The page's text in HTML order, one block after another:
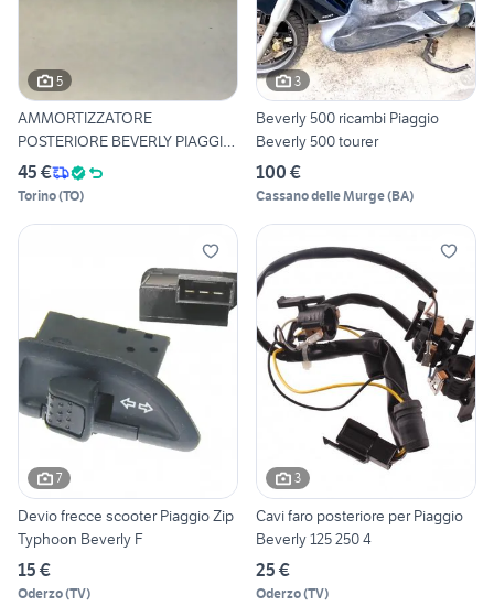
5
AMMORTIZZATORE
POSTERIORE BEVERLY PIAGGIO
56210R
45 €
Torino(TO)
3
Beverly 500 ricambi Piaggio
Beverly 500 tourer
100 €
Cassano delle Murge(BA)
7
Devio frecce scooter Piaggio Zip
Typhoon Beverly F
15 €
Oderzo(TV)
3
Cavi faro posteriore per Piaggio
Beverly 125 250 4
25 €
Oderzo(TV)